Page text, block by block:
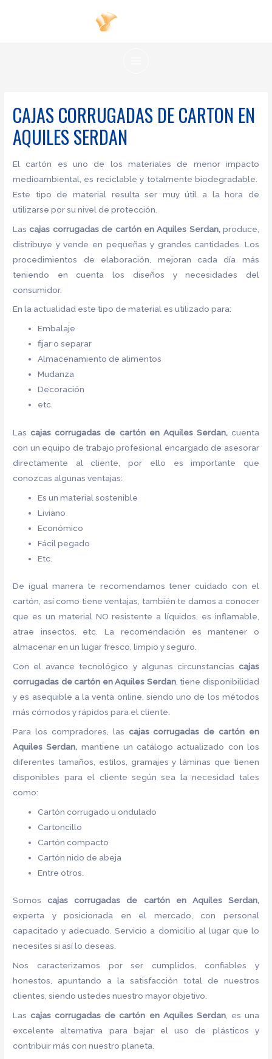
CAJAS CORRUGADAS DE CARTON EN
AQUILES SERDAN
El cartón es uno de los materiales de menor impacto
medioambiental, es reciclable y totalmente biodegradable.
Este tipo de material resulta ser muy útil a la hora de
utilizarse por su nivel de protección.
Lascajas corrugadas de cartón en Aquiles Serdan,produce,
distribuye y vende en pequeñas y grandes cantidades. Los
procedimientos de elaboración, mejoran cada día más
teniendo en cuenta los diseños y necesidades del
consumidor.
En la actualidad este tipo de material es utilizado para:
Embalaje
fijar o separar
Almacenamiento de alimentos
Mudanza
Decoración
etc.
Lascajas corrugadas de cartónen Aquiles Serdan, cuenta
con un equipo de trabajo profesional encargado de asesorar
directamente al cliente, por ello es importante que
conozcas algunas ventajas:
Es un material sostenible
Liviano
Económico
Fácil pegado
Etc.
De igual manera te recomendamos tener cuidado con el
cartón, así como tiene ventajas, también te damos a conocer
que es un material NO resistente a líquidos, es inflamable,
atrae insectos, etc. La recomendación es mantener o
almacenar en un lugar fresco, limpio y seguro.
Con el avance tecnológico y algunas circunstancias cajas
corrugadas de cartón en Aquiles Serdan, tiene disponibilidad
y es asequible a la venta online, siendo uno de los métodos
más cómodos y rápidos para el cliente.
Para los compradores, las cajas corrugadas de cartón en
Aquiles Serdan, mantiene un catálogo actualizado con los
diferentes tamaños, estilos, gramajes y láminas que tienen
disponibles para el cliente según sea la necesidad tales
como:
Cartón corrugado u ondulado
Cartoncillo
Cartón compacto
Cartón nido de abeja
Entre otros.
Somoscajas corrugadas de cartónen Aquiles Serdan,
experta y posicionada en el mercado, con personal
capacitado y adecuado. Servicio a domicilio al lugar que lo
necesites si así lo deseas.
Nos caracterizamos por ser cumplidos, confiables y
honestos, apuntando a la satisfacción total de nuestros
clientes, siendo ustedes nuestro mayor objetivo.
Lascajas corrugadas de cartón en Aquiles Serdan, es una
excelente alternativa para bajar el uso de plásticos y
contribuir más con nuestro planeta.